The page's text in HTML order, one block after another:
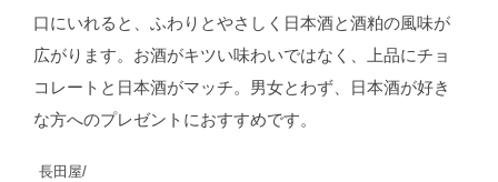
口にいれると、ふわりとやさしく日本酒と酒粕の風味が
広がります。お酒がキツい味わいではなく、上品にチョ
コレートと日本酒がマッチ。男女とわず、日本酒が好き
な方へのプレゼントにおすすめです。
長田屋/